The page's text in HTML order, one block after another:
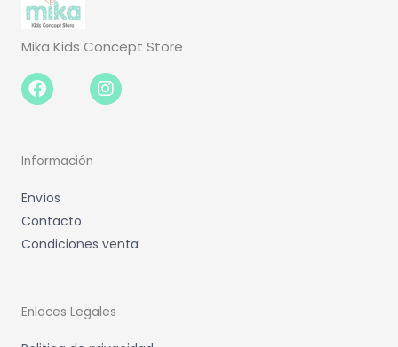
Mika Kids Concept Store
Facebook-
f
Instagram
Información
Envíos
Contacto
Condiciones venta
Enlaces Legales